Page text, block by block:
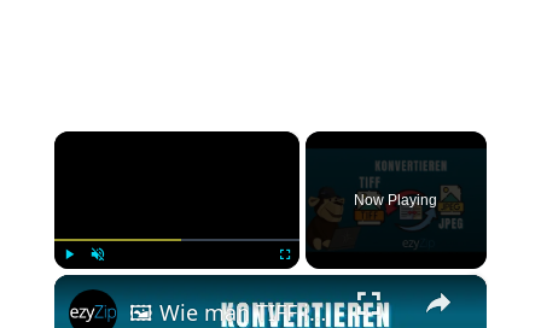
×
Now Playing
×
🖼️ Wie man TIFF in JPEG Online Kostenlos Konvertiert | Keine Softwareinstallation Erforderlich